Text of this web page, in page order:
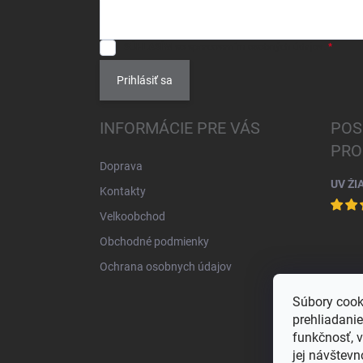
Súbory
funkčnosť,
jej
Prihlásiť sa
INFORMÁCIE PRE VÁS
Doprava
Kontakty
Velkoobchod
Obchodné podmienky
Ochrana osobnych údajov
UV